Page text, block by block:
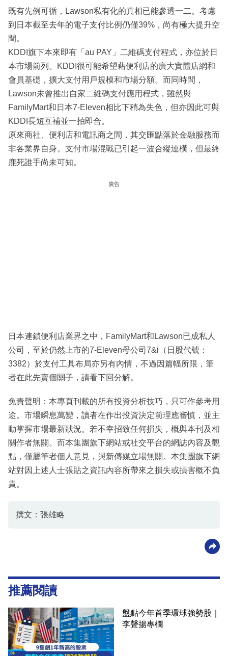
既有先例可循，Lawson私有化的真相已能參透一二。考慮
到日本截至去年的電子支付比例仍僅39%，尚有極大提升空
間。
KDDI旗下本來即有「au PAY」二維碼支付程式，亦位於日
本市場前列。KDDI很可能希望藉便利店的廣大實體店網和
會員基礎，擴大支付用戶規模和市場分額。而同時間，
Lawson未曾推出自家二維碼支付應用程式，雖然與
FamilyMart和日本7-Eleven相比下稍為失色，但亦因此可與
KDDI長短互補並一拍即合。
原來商社、便利店和電訊商之間，其交匯點落於金融服務而
非各業界自身。支付市場混戰已引起一波合縱連橫，但最終
鹿死誰手尚未可知。
廣告
日本連鎖便利店業界之中，FamilyMart和Lawson已成私人
公司，至於仍然上市的7-Eleven母公司7&i（日股代號：
3382）於支付工具布局亦另有內情，不過因篇幅所限，筆
者在此先賣個關子，請看下回分解。
免責聲明：本專頁刊載的所有投資分析技巧，只可作參考用
途。市場瞬息萬變，讀者在作出投資決定前理應審慎，並主
動掌握市場最新狀況。若不幸招致任何損失，概與本刊及相
關作者無關。而本集團旗下網站或社交平台的網誌內容及觀
點，僅屬筆者個人意見，與新傳媒立場無關。本集團旗下網
站對因上述人士張貼之資訊內容所帶來之損失或損害概不負
責。
撰文：張雄略
推薦閱讀
盤點今年首季環球強勢股｜
李聲揚專欄